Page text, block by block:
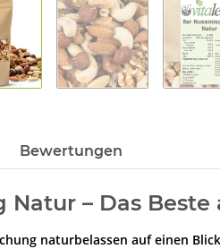
Bewertungen
Natur – Das Beste
naturbelassen auf einen Blick